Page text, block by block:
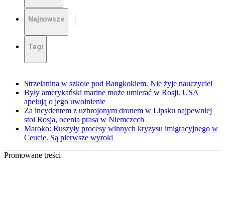
Najnowsze
Tagi
Strzelanina w szkole pod Bangkokiem. Nie żyje nauczyciel
Były amerykański marine może umierać w Rosji. USA
apelują o jego uwolnienie
Za incydentem z uzbrojonym dronem w Lipsku najpewniej
stoi Rosja, ocenia prasa w Niemczech
Maroko: Ruszyły procesy winnych kryzysu imigracyjnego w
Ceucie. Są pierwsze wyroki
Promowane treści